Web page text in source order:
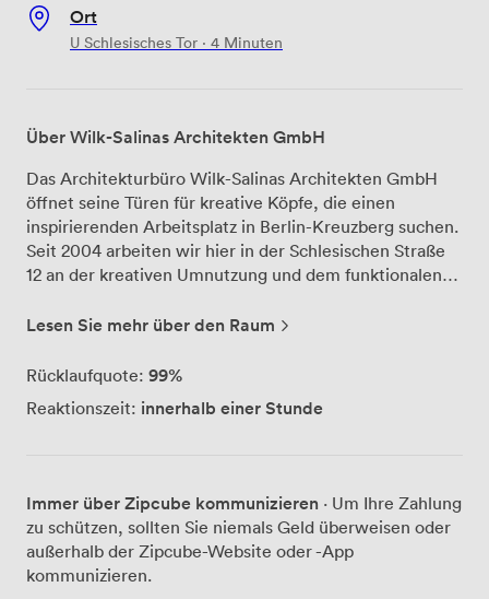
Ort
U Schlesisches Tor · 4 Minuten
Über Wilk-Salinas Architekten GmbH
Das Architekturbüro Wilk-Salinas Architekten GmbH
öffnet seine Türen für kreative Köpfe, die einen
inspirierenden Arbeitsplatz in Berlin-Kreuzberg suchen.
Seit 2004 arbeiten wir hier in der Schlesischen Straße
12 an der kreativen Umnutzung und dem funktionalen
diese Philosophie spiegelt sich auch in unseren eigenen
seinem charakteristischen Werkstattcharme bietet
innovative Konzepte für nachhaltige und wirtschaftliche
Bürogemeinschaft arbeiten Sie Seite an Seite mit
unserem siebenköpfigen Architektenteam, das
Projekte wie die Transformation des Kühlhauses am
Gleisdreieck in einen Veranstaltungsort für 2.500
Lesen Sie mehr über den Raum
Rücklaufquote: 99%
Reaktionszeit: innerhalb einer Stunde
Immer über Zipcube kommunizieren · Um Ihre Zahlung
zu schützen, sollten Sie niemals Geld überweisen oder
außerhalb der Zipcube-Website oder -App
kommunizieren.